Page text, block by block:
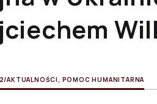
/AKTUALNOŚCI , POMOC HUMANITARNA